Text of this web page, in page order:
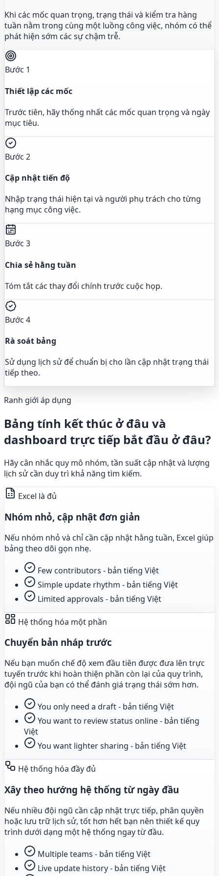
Khi các mốc quan trọng, trạng thái và kiểm tra hàng
tuần nằm trong cùng một luồng công việc, nhóm có thể
phát hiện sớm các sự chậm trễ.
Bước 1
Thiết lập các mốc
Trước tiên, hãy thống nhất các mốc quan trọng và ngày
mục tiêu.
Bước 2
Cập nhật tiến độ
Nhập trạng thái hiện tại và người phụ trách cho từng
hạng mục công việc.
Bước 3
Chia sẻ hằng tuần
Tóm tắt các thay đổi chính trước cuộc họp.
Bước 4
Rà soát bảng
Sử dụng lịch sử để chuẩn bị cho lần cập nhật trạng thái
tiếp theo.
Ranh giới áp dụng
Bảng tính kết thúc ở đâu và
dashboard trực tiếp bắt đầu ở đâu?
Hãy cân nhắc quy mô nhóm, tần suất cập nhật và lượng
lịch sử cần duy trì khả năng tìm kiếm.
Excel là đủ
Nhóm nhỏ, cập nhật đơn giản
Nếu nhóm nhỏ và chỉ cần cập nhật hằng tuần, Excel giúp
bảng theo dõi gọn nhẹ.
Few contributors - bản tiếng Việt
Simple update rhythm - bản tiếng Việt
Limited approvals - bản tiếng Việt
Hệ thống hóa một phần
Chuyển bản nháp trước
Nếu bạn muốn chế độ xem đầu tiên được đưa lên trực
tuyến trước khi hoàn thiện phần còn lại của quy trình,
đội ngũ của bạn có thể đánh giá trạng thái sớm hơn.
You only need a draft - bản tiếng Việt
You want to review status online - bản tiếng
Việt
You want lighter sharing - bản tiếng Việt
Hệ thống hóa đầy đủ
Xây theo hướng hệ thống từ ngày đầu
Nếu nhiều đội ngũ cần cập nhật trực tiếp, phân quyền
hoặc lưu trữ lịch sử, tốt hơn hết bạn nên thiết kế quy
trình dưới dạng một hệ thống ngay từ đầu.
Multiple teams - bản tiếng Việt
Live update history - bản tiếng Việt